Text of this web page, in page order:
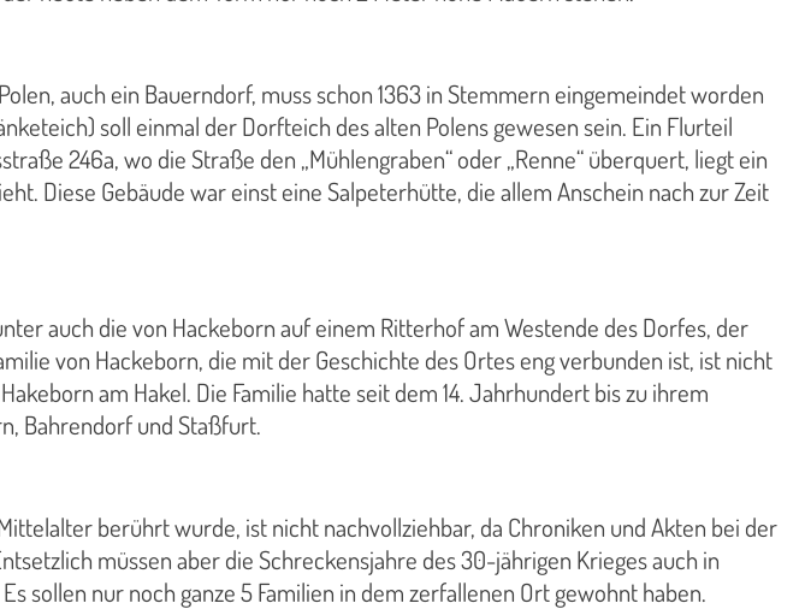
auch ein Bauerndorf, muss schon 1363 in Stemmern eingemeindet worden
soll einmal der Dorfteich des alten Polens gewesen sein. Ein Flurteil
246a, wo die Straße den „Mühlengraben“ oder „Renne“ überquert, liegt ein
Diese Gebäude war einst eine Salpeterhütte, die allem Anschein nach zur Zeit
auch die von Hackeborn auf einem Ritterhof am Westende des Dorfes, der
von Hackeborn, die mit der Geschichte des Ortes eng verbunden ist, ist nicht
am Hakel. Die Familie hatte seit dem 14. Jahrhundert bis zu ihrem
Bahrendorf und Staßfurt.
berührt wurde, ist nicht nachvollziehbar, da Chroniken und Akten bei der
müssen aber die Schreckensjahre des 30-jährigen Krieges auch in
sollen nur noch ganze 5 Familien in dem zerfallenen Ort gewohnt haben.